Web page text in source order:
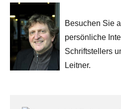
Besuchen Sie
persönliche
Schriftstellers
Leitner.